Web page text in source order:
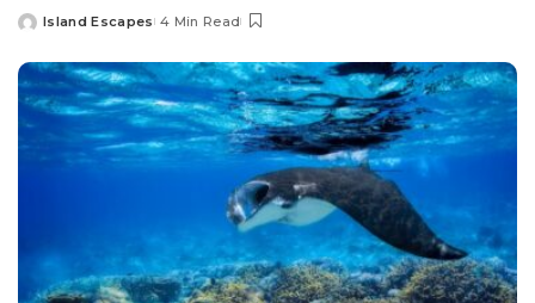
Posted
Island Escapes 4 Min Read